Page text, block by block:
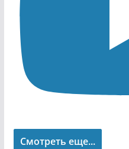
Смотреть еще...